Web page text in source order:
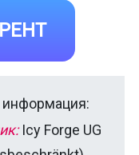
Icy Forge UG